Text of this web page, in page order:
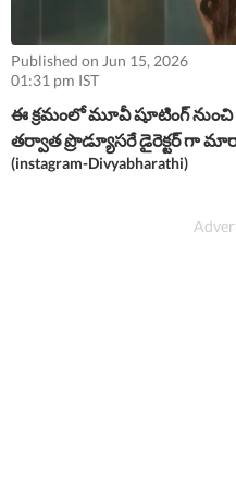
Published on Jun 15, 2026
01:31 pm IST
ఈ క్రమంలో మూవీ షూటింగ్ నుంచి
తర్వాత ప్రొడ్యూసరే డైరెక్టర్ గా
(instagram-Divyabharathi)